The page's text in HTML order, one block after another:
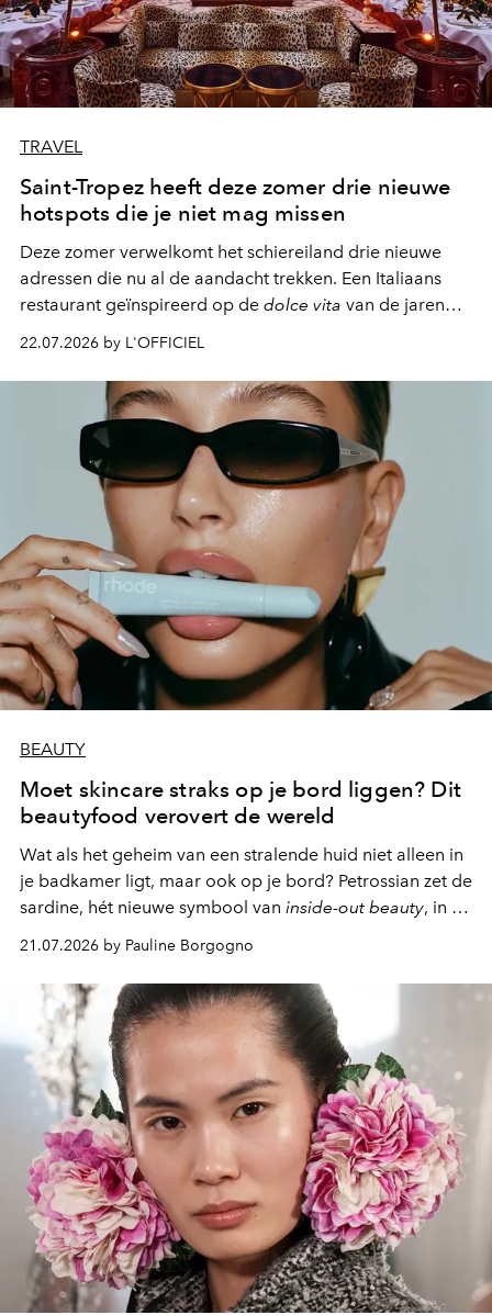
TRAVEL
Saint-Tropez heeft deze zomer drie nieuwe
hotspots die je niet mag missen
Deze zomer verwelkomt het schiereiland drie nieuwe
adressen die nu al de aandacht trekken. Een Italiaans
restaurant geïnspireerd op de dolce vita van de jaren
zestig, een Japanse hotspot die na zonsondergang
verandert in een bruisende ontmoetingsplek en de
legendarische Parijse club Raspoutine die eindelijk
neerstrijkt in Saint-Tropez. Dit zijn de nieuwe adressen
die deze zomer de toon zetten, van lange lunches tot
zwoele nachten.
22.07.2026 by L'OFFICIEL
BEAUTY
Moet skincare straks op je bord liggen? Dit
beautyfood verovert de wereld
Wat als het geheim van een stralende huid niet alleen in
je badkamer ligt, maar ook op je bord? Petrossian zet de
sardine, hét nieuwe symbool van inside-out beauty, in de
kijker met twee gastronomische creaties.
21.07.2026 by Pauline Borgogno